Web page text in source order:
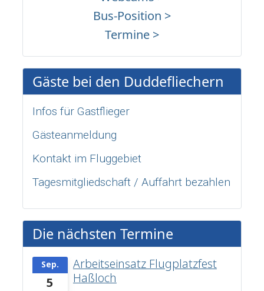
Bus-Position >
Termine >
Gäste bei den Duddefliechern
Infos für Gastflieger
Gästeanmeldung
Kontakt im Fluggebiet
Tagesmitgliedschaft / Auffahrt bezahlen
Die nächsten Termine
5
Sep.
Arbeitseinsatz Flugplatzfest
Haßloch